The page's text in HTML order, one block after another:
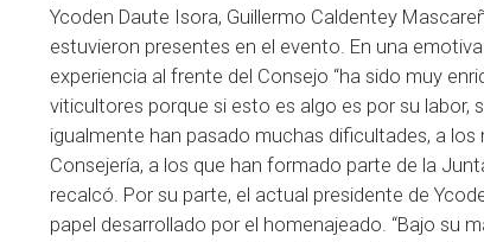
Ycoden Daute Isora, Guillermo Caldentey
estuvieron presentes en el evento. En una
experiencia al frente del Consejo “ha sido muy
viticultores porque si esto es algo es por su labor,
igualmente han pasado muchas dificultades, a
Consejería, a los que han formado parte de la
recalcó. Por su parte, el actual presidente de
papel desarrollado por el homenajeado. “Bajo su